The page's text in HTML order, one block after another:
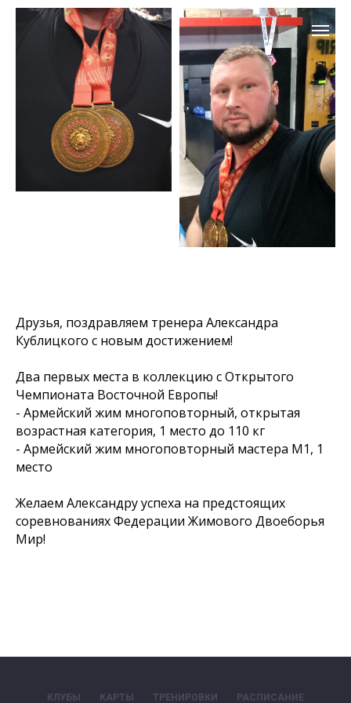
Друзья, поздравляем тренера Александра
Кублицкого с новым достижением!
Два первых места в коллекцию с Открытого
Чемпионата Восточной Европы!
- Армейский жим многоповторный, открытая
возрастная категория, 1 место до 110 кг
- Армейский жим многоповторный мастера М1, 1
место
Желаем Александру успеха на предстоящих
соревнованиях Федерации Жимового Двоеборья
Мир!
КЛУБЫ КАРТЫ ТРЕНИРОВКИ РАСПИСАНИЕ